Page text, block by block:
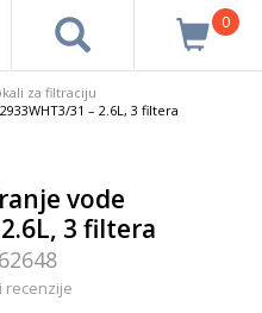
0
za filtraciju
31 – 2.6L, 3 filtera
vode
3 filtera
recenzije